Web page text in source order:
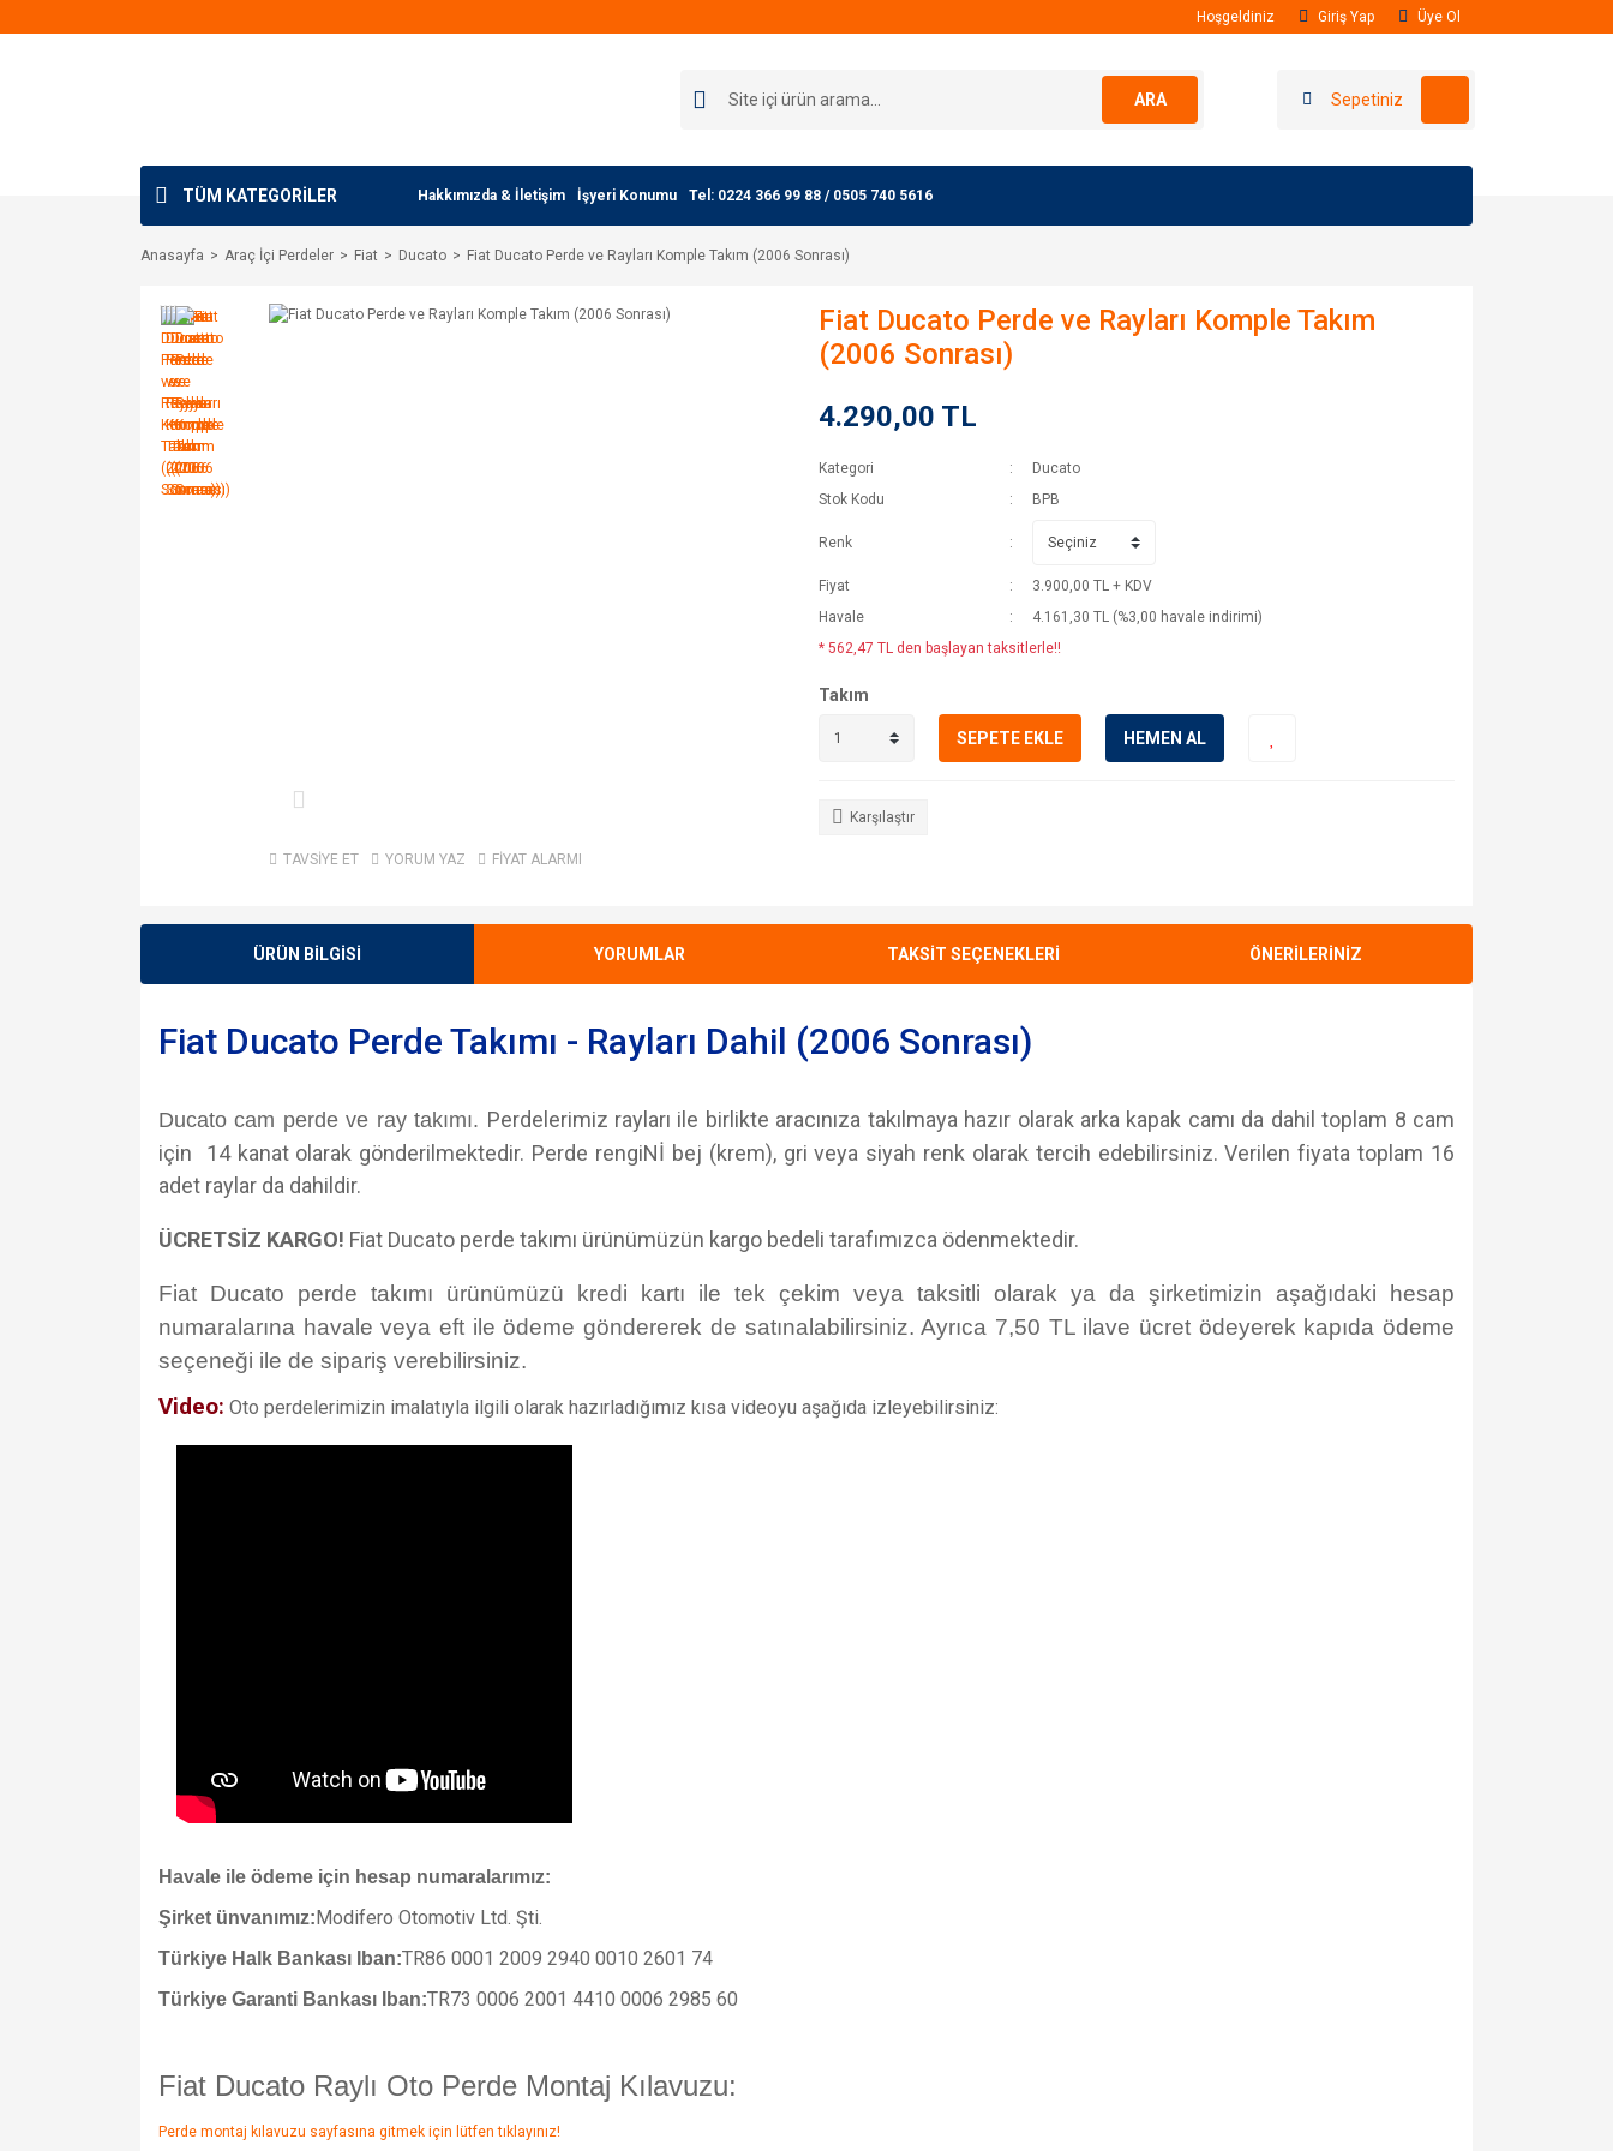
Hoşgeldiniz Giriş Yap Üye Ol
ARA Sepetiniz
TÜM KATEGORİLER Hakkımızda & İletişim İşyeri Konumu Tel: 0224 366 99 88 / 0505 740 5616
Anasayfa Araç İçi Perdeler Fiat Ducato Fiat Ducato Perde ve Rayları Komple Takım (2006 Sonrası)
TAVSİYE ET YORUM YAZ FİYAT ALARMI
Fiat Ducato Perde ve Rayları Komple Takım
(2006 Sonrası)
4.290,00 TL
Kategori
Ducato
Stok Kodu
BPB
Renk
Fiyat
3.900,00 TL + KDV
Havale
4.161,30 TL (%3,00 havale indirimi)
* 562,47 TL den başlayan taksitlerle!!
Takım
SEPETE EKLE HEMEN AL
Karşılaştır
ÜRÜN BİLGİSİ YORUMLAR TAKSİT SEÇENEKLERİ ÖNERİLERİNİZ
Fiat Ducato Perde Takımı - Rayları Dahil (2006 Sonrası)
Ducato cam perde ve ray takımı. Perdelerimiz rayları ile birlikte aracınıza takılmaya hazır olarak arka kapak camı da dahil toplam 8 cam
için 14 kanat olarak gönderilmektedir. Perde rengiNİ bej (krem), gri veya siyah renk olarak tercih edebilirsiniz. Verilen fiyata toplam 16
adet raylar da dahildir.
ÜCRETSİZ KARGO! Fiat Ducato perde takımı ürünümüzün kargo bedeli tarafımızca ödenmektedir.
Fiat Ducato perde takımı ürünümüzü kredi kartı ile tek çekim veya taksitli olarak ya da şirketimizin aşağıdaki hesap
numaralarına havale veya eft ile ödeme göndererek de satınalabilirsiniz. Ayrıca 7,50 TL ilave ücret ödeyerek kapıda ödeme
seçeneği ile de sipariş verebilirsiniz.
Video: Oto perdelerimizin imalatıyla ilgili olarak hazırladığımız kısa videoyu aşağıda izleyebilirsiniz:
Havale ile ödeme için hesap numaralarımız:
Şirket ünvanımız: Modifero Otomotiv Ltd. Şti.
Türkiye Halk Bankası Iban:TR86 0001 2009 2940 0010 2601 74
Türkiye Garanti Bankası Iban:TR73 0006 2001 4410 0006 2985 60
Fiat Ducato Raylı Oto Perde Montaj Kılavuzu:
Perde montaj kılavuzu sayfasına gitmek için lütfen tıklayınız!